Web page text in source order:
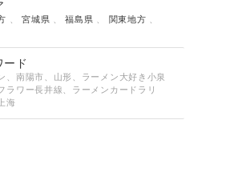
、宮城県 、福島県 関東地方
ード
、南陽市、山形、ラーメン大好き小泉
ラワー長井線、ラーメンカードラリ
海